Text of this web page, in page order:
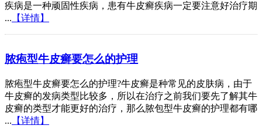
疾病是一种顽固性疾病，患有牛皮癣疾病一定要注意好治疗期
... 【详情】
脓疱型牛皮癣要怎么的护理
脓疱型牛皮癣要怎么的护理?牛皮癣是种常见的皮肤病，由于
牛皮癣的发病类型比较多，所以在治疗之前我们要先了解其牛
皮癣的类型才能更好的治疗，那么脓包型牛皮癣的护理都有哪
... 【详情】